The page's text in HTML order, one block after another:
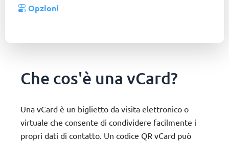
Opzioni
Che cos'è una vCard?
Una vCard è un biglietto da visita elettronico o
virtuale che consente di condividere facilmente i
propri dati di contatto. Un codice QR vCard può